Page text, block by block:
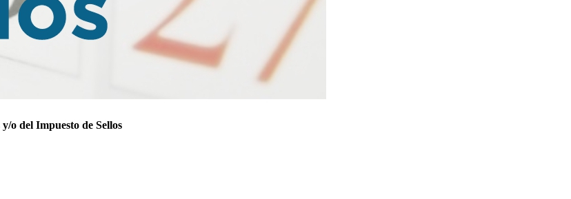
o del Impuesto de Sellos